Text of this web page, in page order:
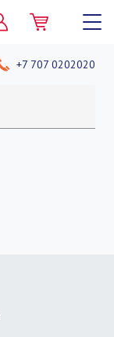
+7 707 0202020